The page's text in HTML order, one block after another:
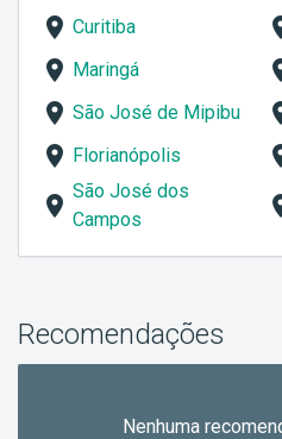
Curitiba
Maringá
São José de Mipibu
Florianópolis
São José dos
Campos
Recomendações
Nenhuma